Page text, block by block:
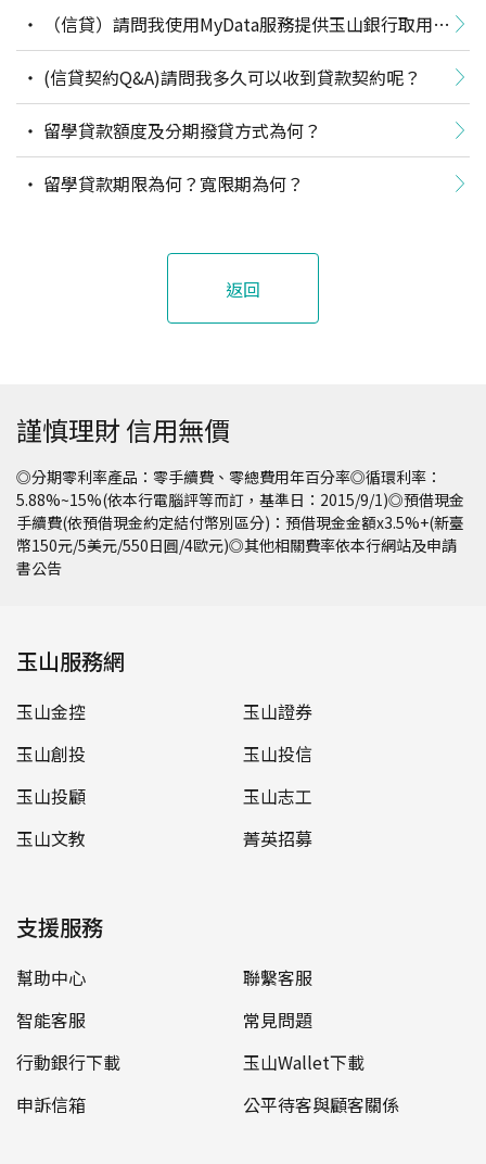
統異常導至無法授權或授權失敗，該怎麼辦?
人資料，可在哪裡查詢相關紀錄？
(信貸契約Q&A)請問我多久可以收到貸款契約呢？
留學貸款額度及分期撥貸方式為何？
留學貸款期限為何？寬限期為何？
返回
謹慎理財 信用無價
◎分期零利率產品：零手續費、零總費用年百分率◎循環利率：
5.88%~15%(依本行電腦評等而訂，基準日：2015/9/1)◎預借現金
手續費(依預借現金約定結付幣別區分)：預借現金金額x3.5%+(新臺
幣150元/5美元/550日圓/4歐元)◎其他相關費率依本行網站及申請
書公告
玉山服務網
玉山金控
玉山證券
玉山創投
玉山投信
玉山投顧
玉山志工
玉山文教
菁英招募
支援服務
幫助中心
聯繫客服
智能客服
常見問題
行動銀行下載
玉山Wallet下載
申訴信箱
公平待客與顧客關係